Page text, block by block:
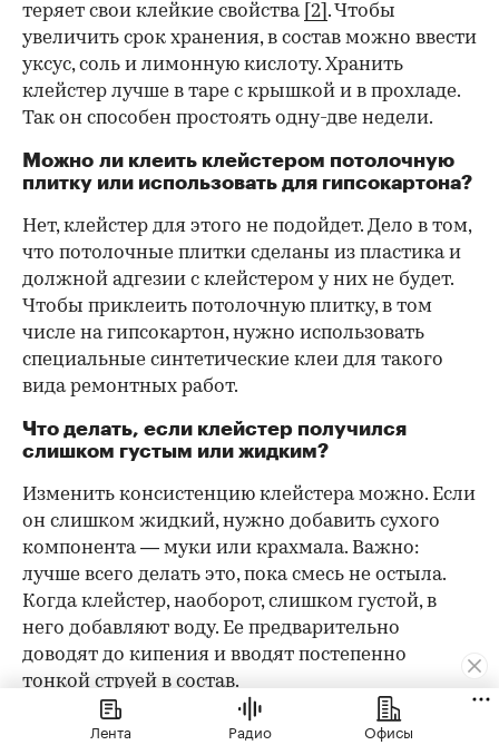
теряет свои клейкие свойства [2] . Чтобы
увеличить срок хранения, в состав можно ввести
уксус, соль и лимонную кислоту. Хранить
клейстер лучше в таре с крышкой и в прохладе.
Так он способен простоять одну-две недели.
Можно ли клеить клейстером потолочную
плитку или использовать для гипсокартона?
Нет, клейстер для этого не подойдет. Дело в том,
что потолочные плитки сделаны из пластика и
должной адгезии с клейстером у них не будет.
Чтобы приклеить потолочную плитку, в том
числе на гипсокартон, нужно использовать
специальные синтетические клеи для такого
вида ремонтных работ.
Что делать, если клейстер получился
слишком густым или жидким?
Изменить консистенцию клейстера можно. Если
он слишком жидкий, нужно добавить сухого
компонента — муки или крахмала. Важно:
лучше всего делать это, пока смесь не остыла.
Когда клейстер, наоборот, слишком густой, в
него добавляют воду. Ее предварительно
доводят до кипения и вводят постепенно
тонкой струей в состав.
Почему клейстер комкуется при варке и как
Лента Радио Офисы